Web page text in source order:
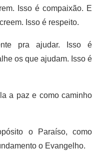
Isso é compaixão. E
Isso é respeito.
pra ajudar. Isso é
os que ajudam. Isso é
a paz e como caminho
o Paraíso, como
o Evangelho.